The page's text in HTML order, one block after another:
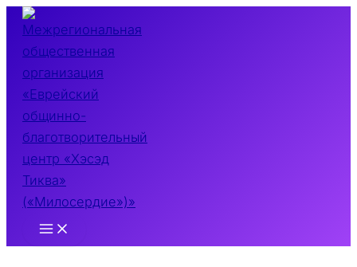
Перейти
содержимому
Main